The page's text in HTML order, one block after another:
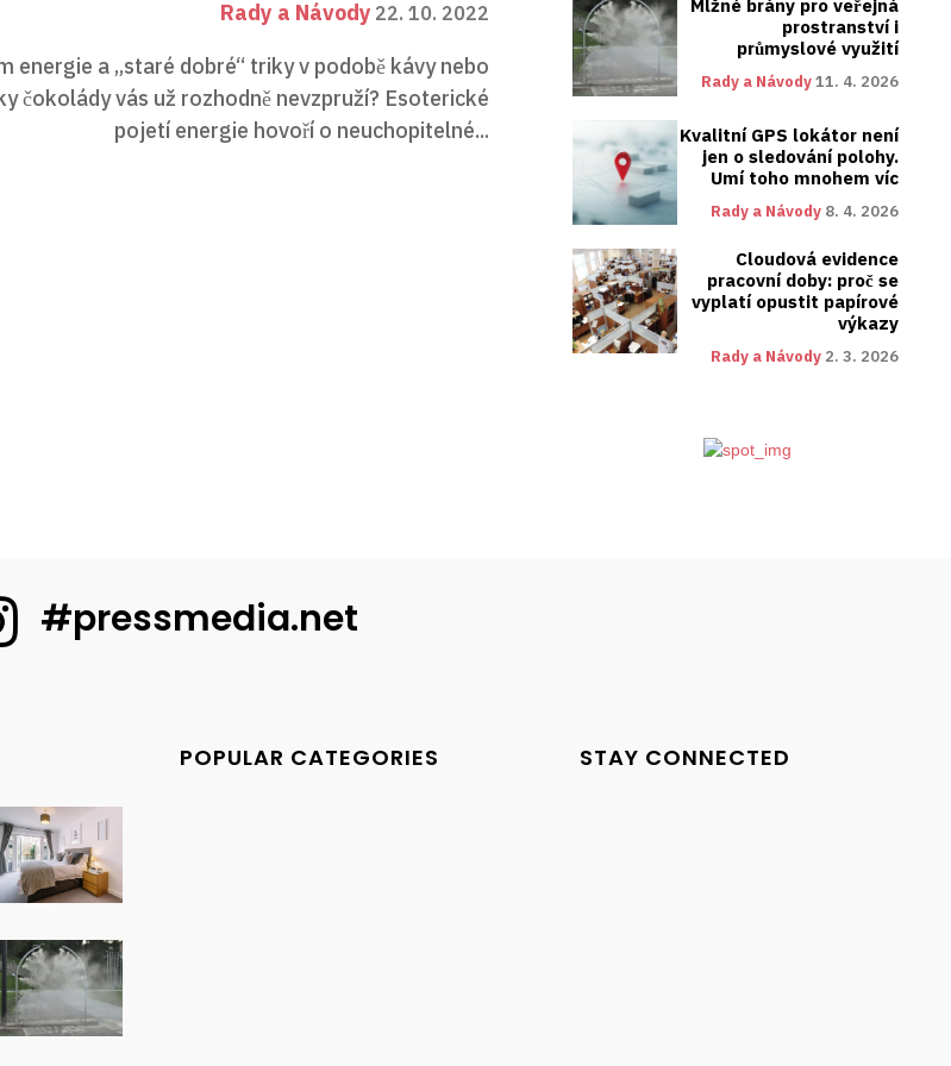
Rady a Návody 22. 10. 2022
energie a „staré dobré“ triky v podobě kávy nebo
vás už rozhodně nevzpruží? Esoterické
pojetí energie hovoří o neuchopitelné...
Mlžné brány pro veřejná
prostranství i
průmyslové využití
Rady a Návody11. 4. 2026
Kvalitní GPS lokátor není
jen o sledování polohy.
Umí toho mnohem víc
Rady a Návody 8. 4. 2026
Cloudová evidence
pracovní doby: proč se
vyplatí opustit papírové
výkazy
Rady a Návody 2. 3. 2026
#pressmedia.net
POPULAR CATEGORIES STAY CONNECTED